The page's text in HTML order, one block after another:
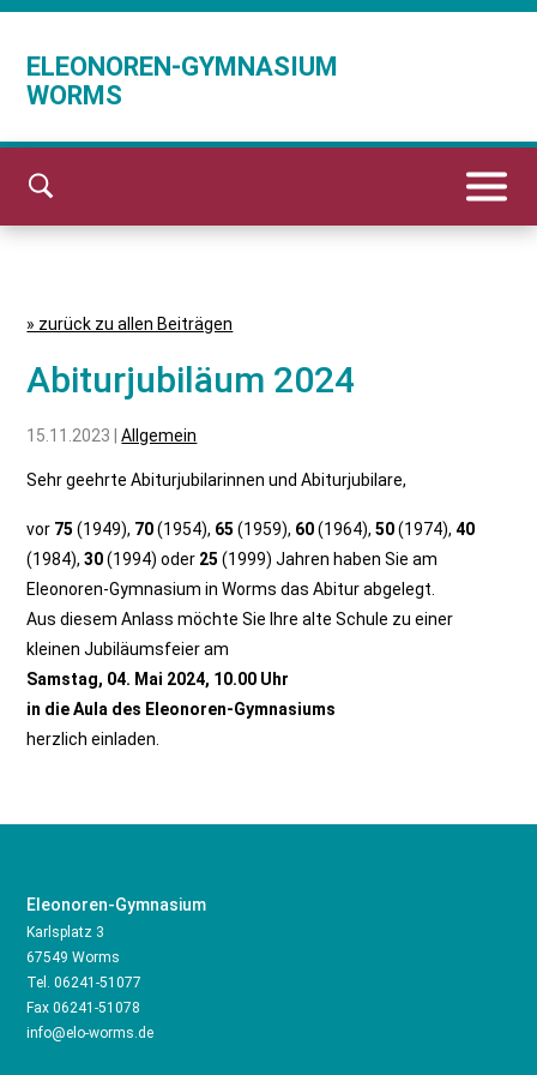
ELEONOREN-GYMNASIUM
WORMS
» zurück zu allen Beiträgen
Abiturjubiläum 2024
15.11.2023 |Allgemein
Sehr geehrte Abiturjubilarinnen und Abiturjubilare,
vor 75 (1949), 70(1954), 65 (1959), 60(1964),50(1974),40
(1984),30(1994) oder 25 (1999) Jahren haben Sie am
Eleonoren-Gymnasium in Worms das Abitur abgelegt.
Aus diesem Anlass möchte Sie Ihre alte Schule zu einer
kleinen Jubiläumsfeier am
Samstag, 04. Mai 2024, 10.00 Uhr
in die Aula des Eleonoren-Gymnasiums
herzlich einladen.
Eleonoren-Gymnasium
Karlsplatz 3
67549 Worms
Tel.06241-51077
Fax 06241-51078
info@elo-worms.de